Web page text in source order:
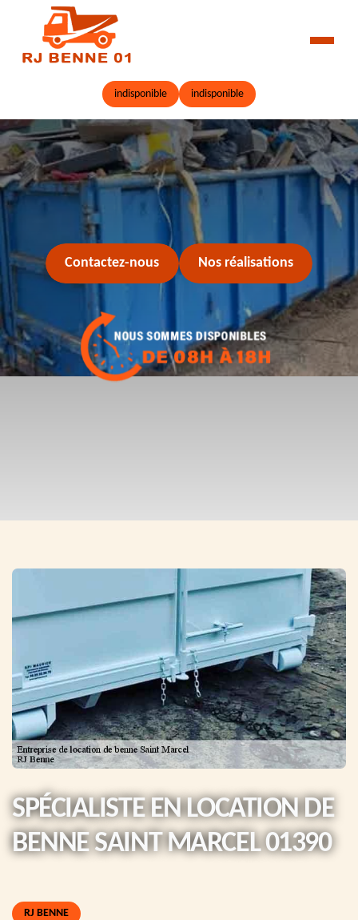
indisponible indisponible
Contactez-nous Nos réalisations
SPÉCIALISTE EN LOCATION DE
BENNE SAINT MARCEL 01390
RJ BENNE